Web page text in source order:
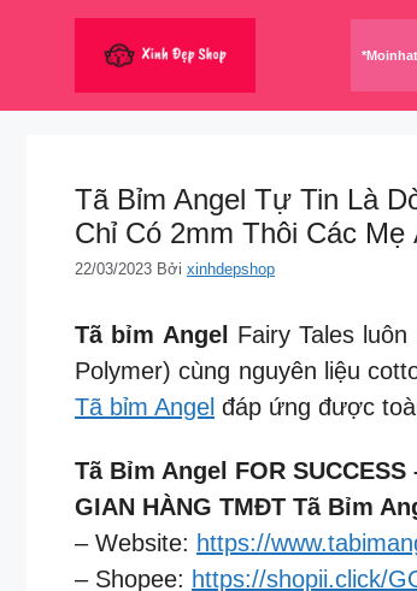
*Moinhat
Tã Bỉm Angel Tự Tin Là
Chỉ Có 2mm Thôi Các Mẹ
22/03/2023 Bởi xinhdepshop
Tã bỉm Angel
Fairy Tales
Polymer) cùng nguyên liệu
Tã bỉm Angel đáp ứng được
Tã Bỉm Angel FOR
GIAN HÀNG TMĐT Tã Bỉm
– Website: https://
– Shopee: https://shopii.click/